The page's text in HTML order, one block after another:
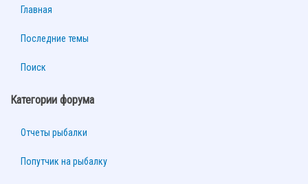
Главная
Последние темы
Поиск
Категории форума
Отчеты рыбалки
Попутчик на рыбалку